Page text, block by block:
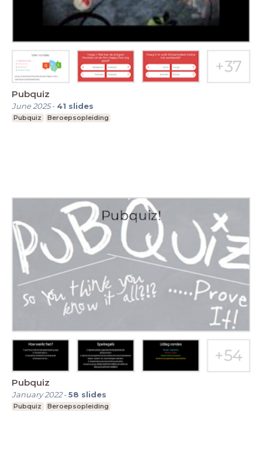
Pubquiz
June 2025- 41 slides
Pubquiz Beroepsopleiding
Pubquiz
January 2022-58 slides
Pubquiz Beroepsopleiding